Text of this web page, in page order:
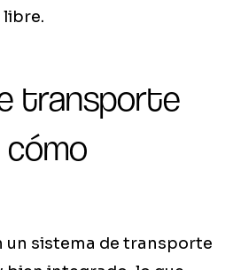
libre.
transporte
cómo
un sistema de transporte